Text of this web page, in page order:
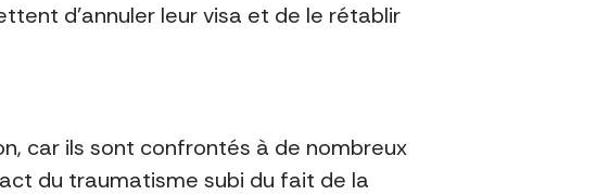
d’annuler leur visa et de le rétablir
car ils sont confrontés à de nombreux
du traumatisme subi du fait de la